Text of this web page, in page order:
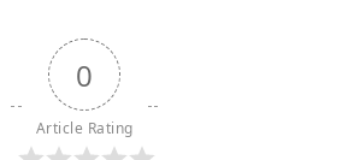
0
Article Rating